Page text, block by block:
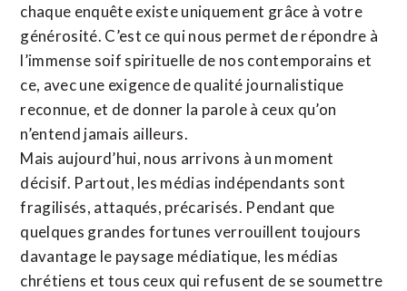
chaque enquête existe uniquement grâce à votre
générosité. C’est ce qui nous permet de répondre à
l’immense soif spirituelle de nos contemporains et
ce, avec une exigence de qualité journalistique
reconnue, et de donner la parole à ceux qu’on
n’entend jamais ailleurs.
Mais aujourd’hui, nous arrivons à un moment
décisif. Partout, les médias indépendants sont
fragilisés, attaqués, précarisés. Pendant que
quelques grandes fortunes verrouillent toujours
davantage le paysage médiatique, les médias
chrétiens et tous ceux qui refusent de se soumettre